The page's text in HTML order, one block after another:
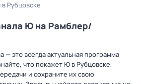
Рубцовске
Ю на Рамблер/
это всегда актуальная программа
что покажет Ю в Рубцовске,
и сохраните их свою